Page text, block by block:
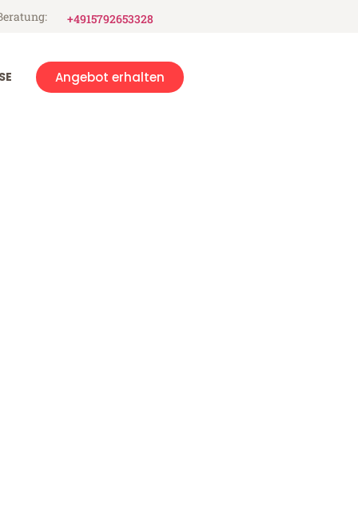
+4915792653328
Angebot erhalten